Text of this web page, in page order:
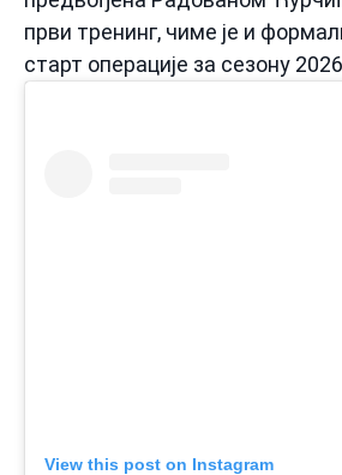
први тренинг, чиме је и
старт операције за сезону
View this post on Instagram